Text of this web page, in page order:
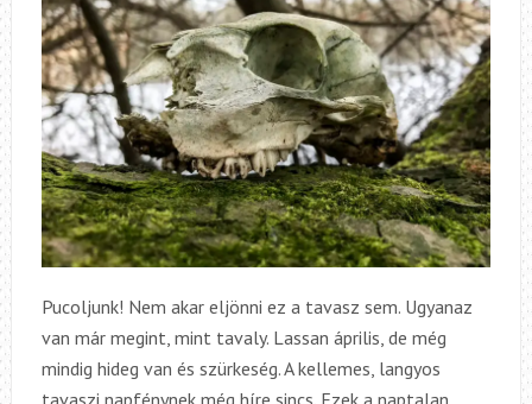
Pucoljunk! Nem akar eljönni ez a tavasz sem. Ugyanaz
van már megint, mint tavaly. Lassan április, de még
mindig hideg van és szürkeség. A kellemes, langyos
tavaszi napfénynek még híre sincs. Ezek a naptalan,